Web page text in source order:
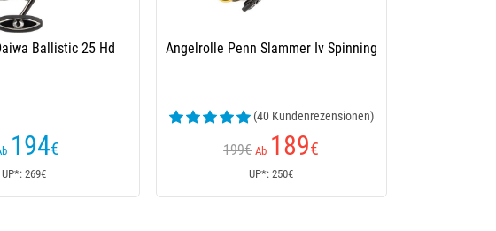
Ballistic 25 Hd
194€
UP*: 269€
Angelrolle Penn Slammer Iv Spinning
(40 Kundenrezensionen)
199€ Ab 189€
UP*: 250€